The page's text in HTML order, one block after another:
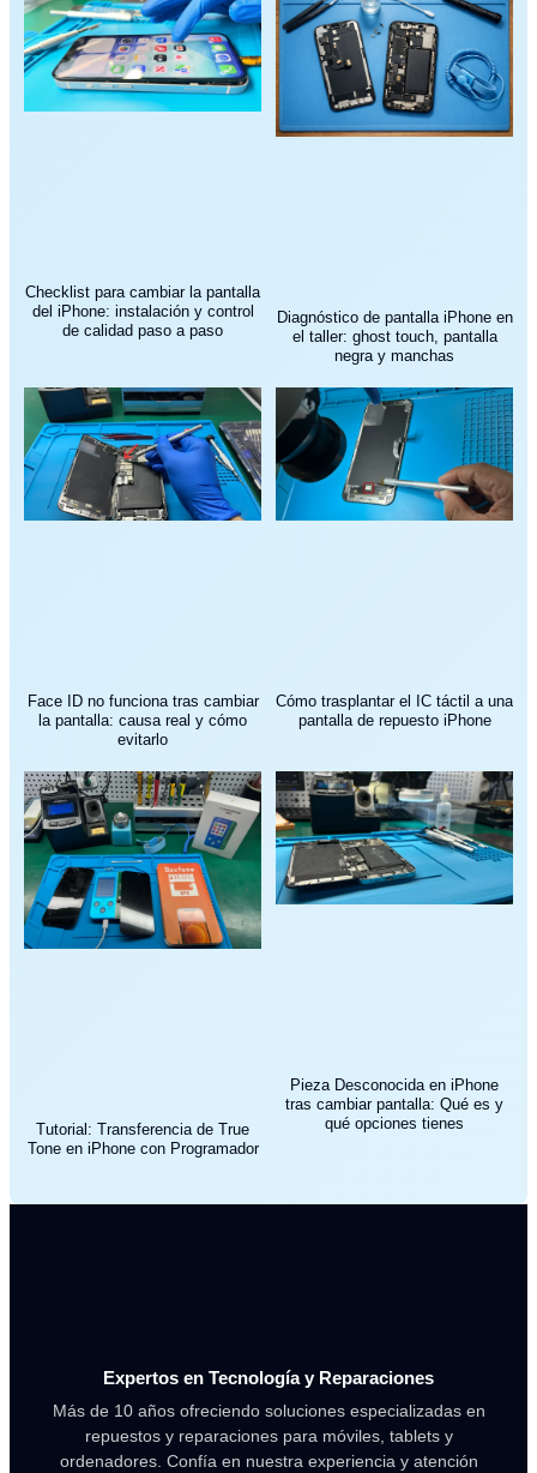
Checklist para cambiar la pantalla
del iPhone: instalación y control
de calidad paso a paso
Diagnóstico de pantalla iPhone en
el taller: ghost touch, pantalla
negra y manchas
Face ID no funciona tras cambiar
la pantalla: causa real y cómo
evitarlo
Cómo trasplantar el IC táctil a una
pantalla de repuesto iPhone
Tutorial: Transferencia de True
Tone en iPhone con Programador
Pieza Desconocida en iPhone
tras cambiar pantalla: Qué es y
qué opciones tienes
Expertos en Tecnología y Reparaciones
Más de 10 años ofreciendo soluciones especializadas en
repuestos y reparaciones para móviles, tablets y
ordenadores. Confía en nuestra experiencia y atención